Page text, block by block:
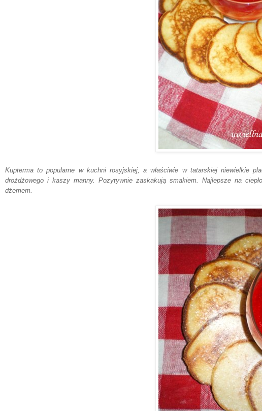
Kupterma to popularne w kuchni rosyjskiej, a właściwie w tatarskiej niewielkie
drożdżowego i kaszy manny. Pozytywnie zaskakują smakiem. Najlepsze na
dżemem.